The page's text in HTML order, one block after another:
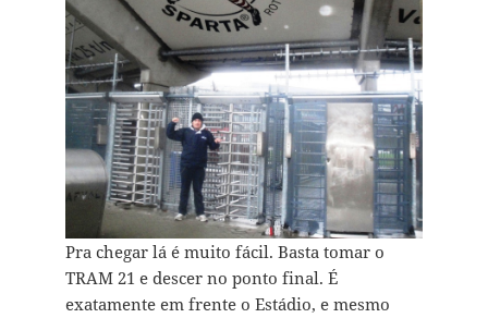
Pra chegar lá é muito fácil. Basta tomar o
TRAM 21 e descer no ponto final. É
exatamente em frente o Estádio, e mesmo